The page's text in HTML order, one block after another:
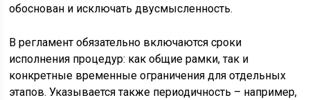
обоснован и исключать двусмысленность.
В регламент обязательно включаются сроки
исполнения процедур: как общие рамки, так и
конкретные временные ограничения для отдельных
этапов. Указывается также периодичность – например,